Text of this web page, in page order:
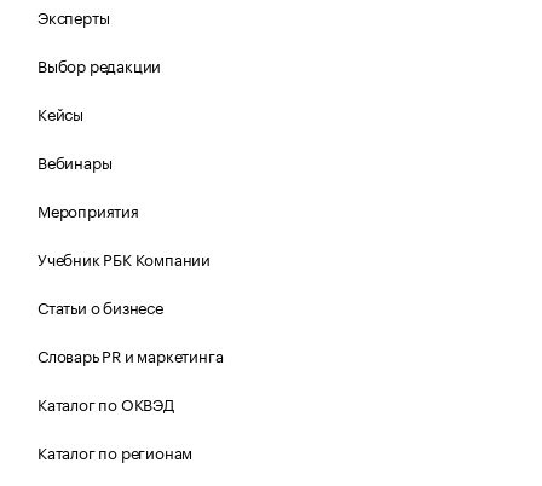
Эксперты
Выбор редакции
Кейсы
Вебинары
Мероприятия
Учебник РБК Компании
Статьи о бизнесе
Словарь PR и маркетинга
Каталог по ОКВЭД
Каталог по регионам